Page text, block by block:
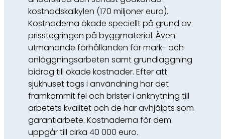
kostnadskalkylen (170 miljoner euro).
Kostnaderna ökade speciellt på grund av
prisstegringen på byggmaterial. Även
utmanande förhållanden för mark- och
anläggningsarbeten samt grundläggning
bidrog till ökade kostnader. Efter att
sjukhuset togs i användning har det
framkommit fel och brister i anknytning till
arbetets kvalitet och de har avhjälpts som
garantiarbete. Kostnaderna för dem
uppgår till cirka 40 000 euro.